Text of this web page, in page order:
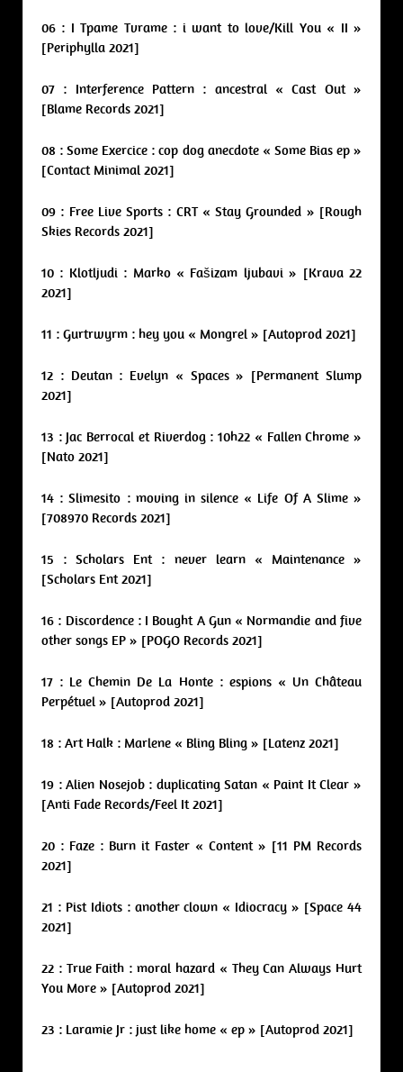
06 : I Tpame Tvrame : i want to love/Kill You « II »
[Periphylla 2021]
07 : Interference Pattern : ancestral « Cast Out »
[Blame Records 2021]
08 : Some Exercice : cop dog anecdote « Some Bias ep »
[Contact Minimal 2021]
09 : Free Live Sports : CRT « Stay Grounded » [Rough
Skies Records 2021]
10 : Klotljudi : Marko « Fašizam ljubavi » [Krava 22
2021]
11 : Gurtrwyrm : hey you « Mongrel » [Autoprod 2021]
12 : Deutan : Evelyn « Spaces » [Permanent Slump
2021]
13 : Jac Berrocal et Riverdog : 10h22 « Fallen Chrome »
[Nato 2021]
14 : Slimesito : moving in silence « Life Of A Slime »
[708970 Records 2021]
15 : Scholars Ent : never learn « Maintenance »
[Scholars Ent 2021]
16 : Discordence : I Bought A Gun « Normandie and five
other songs EP » [POGO Records 2021]
17 : Le Chemin De La Honte : espions « Un Château
Perpétuel » [Autoprod 2021]
18 : Art Halk : Marlene « Bling Bling » [Latenz 2021]
19 : Alien Nosejob : duplicating Satan « Paint It Clear »
[Anti Fade Records/Feel It 2021]
20 : Faze : Burn it Faster « Content » [11 PM Records
2021]
21 : Pist Idiots : another clown « Idiocracy » [Space 44
2021]
22 : True Faith : moral hazard « They Can Always Hurt
You More » [Autoprod 2021]
23 : Laramie Jr : just like home « ep » [Autoprod 2021]